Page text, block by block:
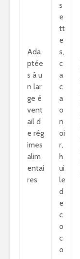
Ada
ptée
s à u
n lar
ge é
vent
ail d
e rég
imes
alim
entai
res
s
e
tt
e
s,
c
a
c
a
o
n
oi
r,
h
ui
le
d
e
c
o
c
o